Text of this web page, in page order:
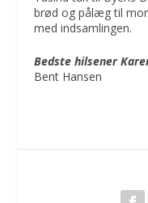
brød og pålæg til
med indsamlingen.
Bedste hilsener
Bent Hansen